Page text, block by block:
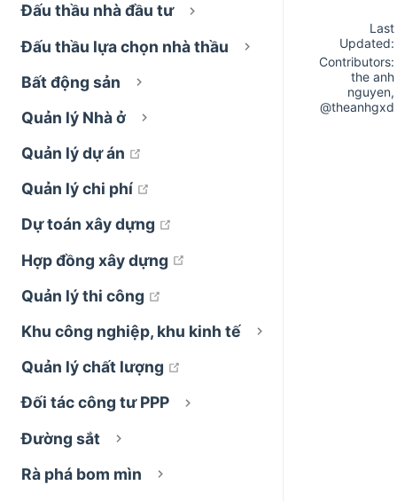
Đấu thầu nhà đầu tư
Đấu thầu lựa chọn nhà thầu
Bất động sản
Quản lý Nhà ở
Quản lý dự án
Quản lý chi phí
Dự toán xây dựng
Hợp đồng xây dựng
Quản lý thi công
Khu công nghiệp, khu kinh tế
Quản lý chất lượng
Đối tác công tư PPP
Đường sắt
Rà phá bom mìn
Last
Updated:
Contributors:
the anh
nguyen,
@theanhgxd